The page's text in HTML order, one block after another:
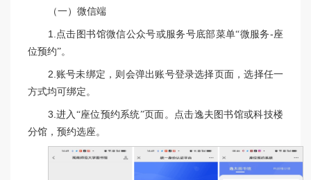
（一）微信端
1. 点击图书馆微信公众号或服务号底部菜单“微服务-座
位预约”。
2. 账号未绑定，则会弹出账号登录选择页面，选择任一
方式均可绑定。
3. 进入“座位预约系统”页面。点击逸夫图书馆或科技楼
分馆，预约选座。